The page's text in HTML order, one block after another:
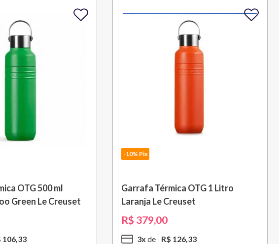
OTG 500 ml
Green Le Creuset
106,33
-10% Pix
Garrafa Térmica OTG 1 Litro
Laranja Le Creuset
R$ 379,00
3x R$ 126,33